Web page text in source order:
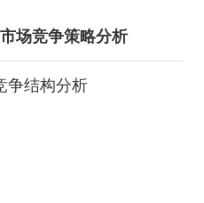
场竞争策略分析
争结构分析